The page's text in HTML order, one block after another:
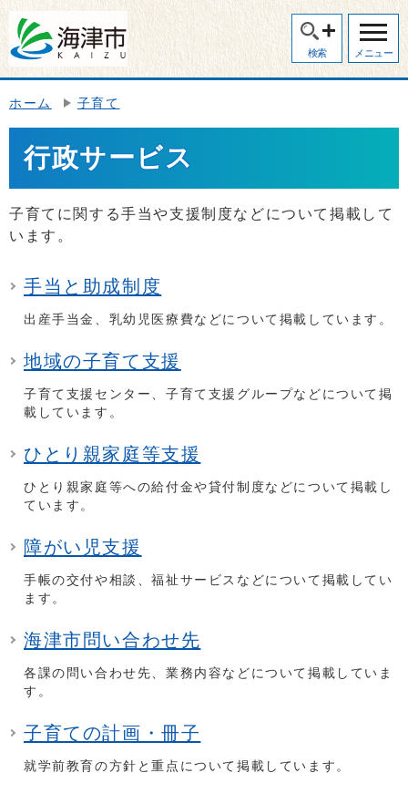
検索 メニュー
ホーム 子育て
行政サービス
子育てに関する手当や支援制度などについて掲載して
います。
手当と助成制度
出産手当金、乳幼児医療費などについて掲載しています。
地域の子育て支援
子育て支援センター、子育て支援グループなどについて掲
載しています。
ひとり親家庭等支援
ひとり親家庭等への給付金や貸付制度などについて掲載し
ています。
障がい児支援
手帳の交付や相談、福祉サービスなどについて掲載してい
ます。
海津市問い合わせ先
各課の問い合わせ先、業務内容などについて掲載していま
す。
子育ての計画・冊子
就学前教育の方針と重点について掲載しています。